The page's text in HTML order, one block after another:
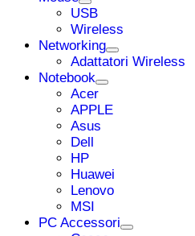
USB
Wireless
Networking
Adattatori Wireless
Notebook
Acer
APPLE
Asus
Dell
HP
Huawei
Lenovo
MSI
PC Accessori